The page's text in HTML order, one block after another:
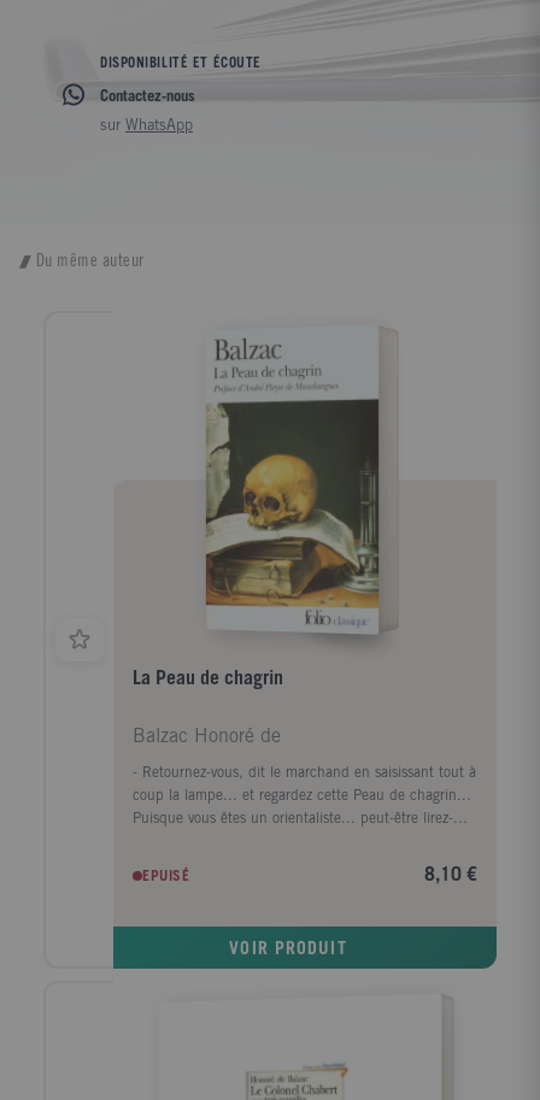
DISPONIBILITÉ ET ÉCOUTE
Contactez-nous
sur WhatsApp
Du même auteur
La Peau de chagrin
Balzac Honoré de
- Retournez-vous, dit le marchand en saisissant tout à
coup la lampe... et regardez cette Peau de chagrin...
Puisque vous êtes un orientaliste... peut-être lirez-
si tu me possèdes, tu posséderas tout. Mais ta vie
m'appartiendra dieu l'a voulu ainsi désire, et tes
tes jours. Me veux-tu ...
EPUISÉ 8,10 €
VOIR PRODUIT